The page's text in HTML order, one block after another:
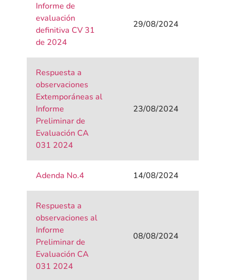
Informe de
evaluación
definitiva CV 31
de 2024
29/08/2024
Respuesta a
observaciones
Extemporáneas al
Informe
Preliminar de
Evaluación CA
031 2024
23/08/2024
Adenda No.4 14/08/2024
Respuesta a
observaciones al
Informe
Preliminar de
Evaluación CA
031 2024
08/08/2024